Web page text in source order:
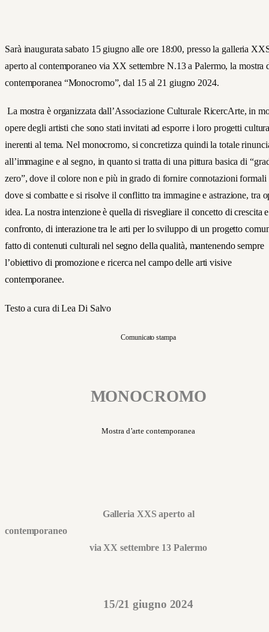
Sarà inaugurata sabato 15 giugno alle ore 18:00, presso la galleria
aperto al contemporaneo via XX settembre N.13 a Palermo, la mostra
contemporanea “Monocromo”, dal 15 al 21 giugno 2024.
La mostra è organizzata dall’Associazione Culturale RicercArte, in
opere degli artisti che sono stati invitati ad esporre i loro progetti
inerenti al tema. Nel monocromo, si concretizza quindi la totale
all’immagine e al segno, in quanto si tratta di una pittura basica di
zero”, dove il colore non e più in grado di fornire connotazioni formali
dove si combatte e si risolve il conflitto tra immagine e astrazione, tra
idea. La nostra intenzione è quella di risvegliare il concetto di crescita
confronto, di interazione tra le arti per lo sviluppo di un progetto
fatto di contenuti culturali nel segno della qualità, mantenendo sempre
l’obiettivo di promozione e ricerca nel campo delle arti visive
contemporanee.
Testo a cura di Lea Di Salvo
Comunicato stampa
MONOCROMO
Mostra d’arte contemporanea
Galleria XXS aperto al
via XX settembre 13 Palermo
15/21 giugno 2024